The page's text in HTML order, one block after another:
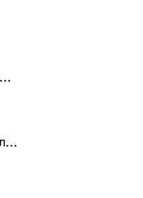
Day R Survival Game: Выживание
Снайпер Арена: 3Д онлайн шутер